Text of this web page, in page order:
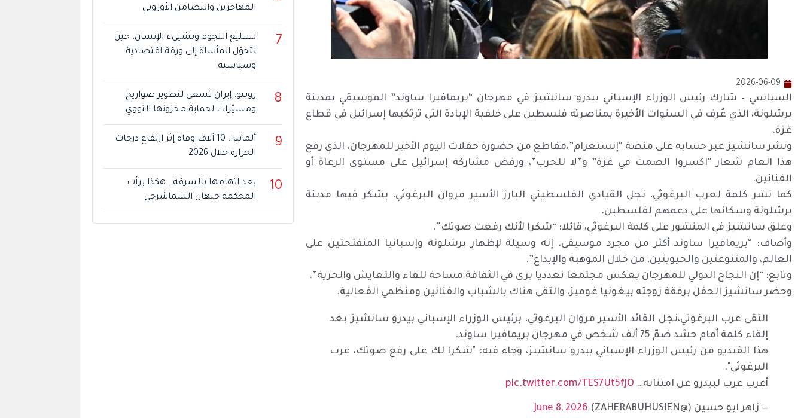
2026-06-09
السياسي – شارك رئيس الوزراء الإسباني بيدرو سانشيز في مهرجان “بريمافيرا ساوند” الموسيقي بمدينة
برشلونة، الذي عُرف في السنوات الأخيرة بمناصرته فلسطين على خلفية الإبادة التي ترتكبها إسرائيل في قطاع
غزة.
ونشر سانشيز عبر حسابه على منصة “إنستغرام”،مقاطع من حضوره حفلات اليوم الأخير للمهرجان، الذي رفع
هذا العام شعار “اكسروا الصمت في غزة” و”لا للحرب”، ورفض مشاركة إسرائيل على مستوى الرعاة أو
الفنانين.
كما نشر كلمة لعرب البرغوثي، نجل القيادي الفلسطيني البارز الأسير مروان البرغوثي، يشكر فيها مدينة
برشلونة وسكانها على دعمهم لفلسطين.
وعلق سانشيز في المنشور على كلمة البرغوثي، قائلا: “شكرا لأنك رفعت صوتك”.
وأضاف: “بريمافيرا ساوند أكثر من مجرد موسيقى. إنه وسيلة لإظهار برشلونة وإسبانيا المنفتحتين على
العالم، والمتنوعتين والحيويتين، من خلال الموهبة والإبداع”.
وتابع: “إن النجاح الدولي للمهرجان يعكس مجتمعا تعدديا يرى في الثقافة مساحة للقاء والتعايش والحرية”.
وحضر سانشيز الحفل برفقة زوجته بيغونيا غوميز، والتقى هناك بالشباب والفنانين ومنظمي الفعالية.
التقى عرب البرغوثي،نجل القائد الأسير مروان البرغوثي، برئيس الوزراء الإسباني بيدرو سانشيز بعد
إلقاء كلمة أمام حشد ضمّ 75 ألف شخص في مهرجان بريمافيرا ساوند.
هذا الفيديو من رئيس الوزراء الإسباني بيدرو سانشيز، وجاء فيه: "شكرا لك على رفع صوتك، عرب
البرغوثي".
أعرب عرب لبيدرو عن امتنانه… pic.twitter.com/TES7Ut5fJO
— زاهر ابو حسين (@ZAHERABUHUSIEN) June 8, 2026
المهاجرين والتضامن الأوروبي
7
تسليع اللجوء وتشييء الإنسان: حين
تتحوّل المأساة إلى ورقة اقتصادية
وسياسية:
8
روبيو: إيران تسعى لتطوير صواريخ
ومسيّرات لحماية مخزونها النووي
9
ألمانيا.. 10 آلاف وفاة إثر ارتفاع درجات
الحرارة خلال 2026
10
بعد اتهامها بالسرقة.. هكذا برأت
المحكمة جيهان الشماشرجي